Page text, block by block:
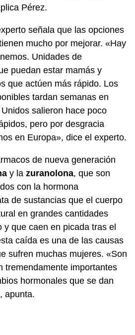
Pérez.
señala que las opciones
mucho por mejorar. «Hay
Unidades de
puedan estar mamás y
que actúen más rápido. Los
tardan semanas en
salieron hace poco
pero por desgracia
en Europa», dice el experto.
de nueva generación
y la zuranolona, que son
con la hormona
de sustancias que el cuerpo
en grandes cantidades
y que caen en picada tras el
caída es una de las causas
sufren muchas mujeres. «Son
tremendamente importantes
hormonales que se dan
apunta.